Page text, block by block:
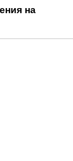
на